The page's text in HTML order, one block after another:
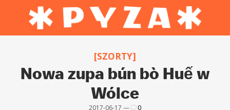
[SZORTY]
Nowa zupa bún bò Huế w
Wólce
2017-06-17 — 0